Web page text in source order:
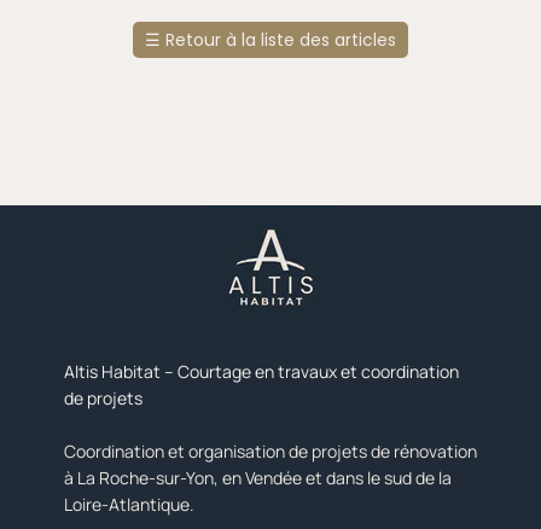
☰ Retour à la liste des articles